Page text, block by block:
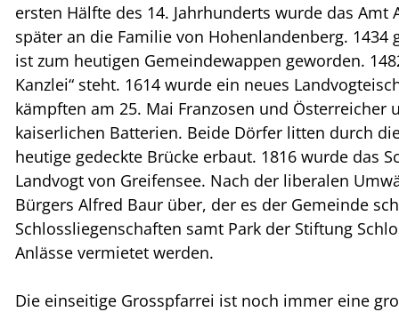
ersten Hälfte des 14. Jahrhunderts wurde das
später an die Familie von Hohenlandenberg.
ist zum heutigen Gemeindewappen geworden.
Kanzlei“ steht. 1614 wurde ein neues
kämpften am 25. Mai Franzosen und
kaiserlichen Batterien. Beide Dörfer litten durch
heutige gedeckte Brücke erbaut. 1816 wurde das
Landvogt von Greifensee. Nach der liberalen
Bürgers Alfred Baur über, der es der Gemeinde
Schlossliegenschaften samt Park der Stiftung
Anlässe vermietet werden.
Die einseitige Grosspfarrei ist noch immer eine